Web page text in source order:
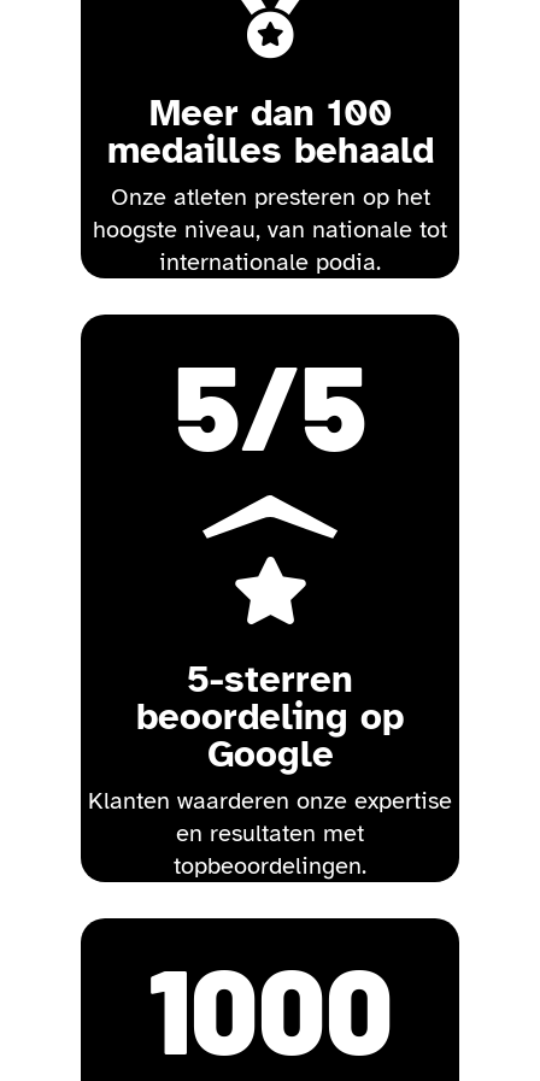

Meer dan 100
medailles behaald
Onze atleten presteren op het
hoogste niveau, van nationale tot
internationale podia.
5/5

5-sterren
beoordeling op
Google
Klanten waarderen onze expertise
en resultaten met
topbeoordelingen.
1000